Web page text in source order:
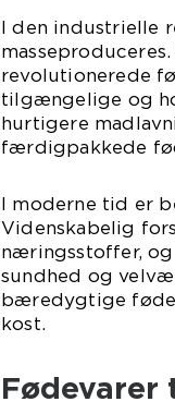
I den industrielle
revolutionerede
tilgængelige og
hurtigere
færdigpakkede
I moderne tid er
Videnskabelig
næringsstoffer,
sundhed og
bæredygtige
kost.
Fødevarer